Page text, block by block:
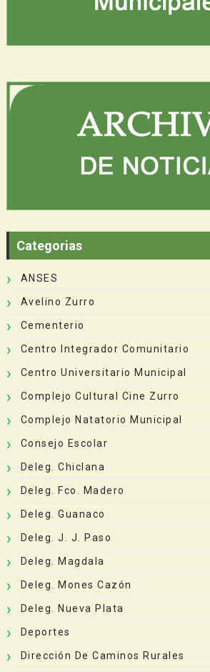
Categorias
ANSES
Avelino Zurro
Cementerio
Centro Integrador Comunitario
Centro Universitario Municipal
Complejo Cultural Cine Zurro
Complejo Natatorio Municipal
Consejo Escolar
Deleg. Chiclana
Deleg. Fco. Madero
Deleg. Guanaco
Deleg. J. J. Paso
Deleg. Magdala
Deleg. Mones Cazón
Deleg. Nueva Plata
Deportes
Dirección De Caminos Rurales